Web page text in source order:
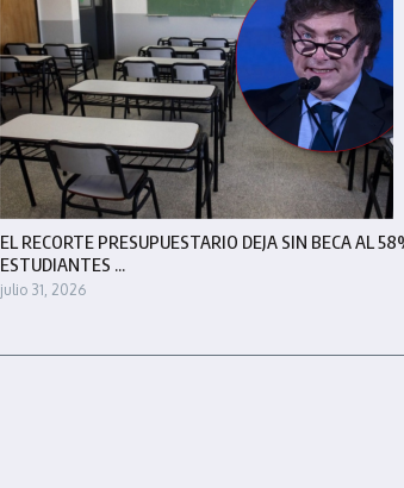
EL RECORTE PRESUPUESTARIO DEJA SIN BECA AL
ESTUDIANTES ...
julio 31, 2026